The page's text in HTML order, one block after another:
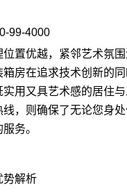
99-4000
置优越，紧邻艺术氛围
房在追求技术创新的
用又具艺术感的居住
，则确保了无论您身
务。
势解析